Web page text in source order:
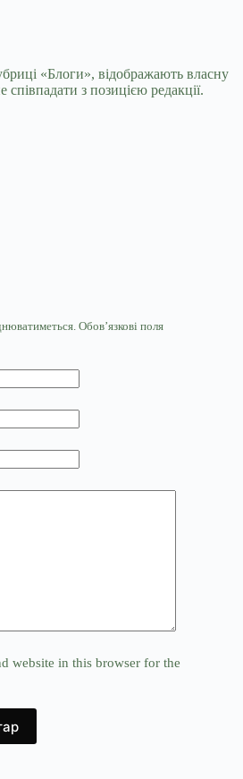
«Блоги», відображають власну
з позицією редакції.
Обов’язкові поля
website in this browser for the